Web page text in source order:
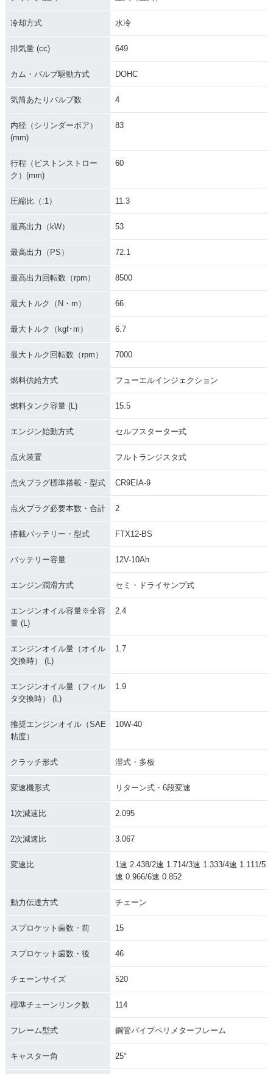
2008年 ER-6f・カ
2007年 ER-6f AB
2006年 ER-6f・新
冷却方式 水冷
排気量 (cc) 649
カム・バルブ駆動方式 DOHC
気筒あたりバルブ数 4
内径（シリンダーボア）
(mm)
83
行程（ピストンストロー
ク）(mm)
60
圧縮比（:1） 11.3
最高出力（kW） 53
最高出力（PS） 72.1
最高出力回転数（rpm） 8500
最大トルク（N・m） 66
最大トルク（kgf･m） 6.7
最大トルク回転数（rpm） 7000
燃料供給方式 フューエルインジェクション
燃料タンク容量 (L) 15.5
エンジン始動方式 セルフスターター式
点火装置 フルトランジスタ式
点火プラグ標準搭載・型式 CR9EIA-9
点火プラグ必要本数・合計 2
搭載バッテリー・型式 FTX12-BS
バッテリー容量 12V-10Ah
エンジン潤滑方式 セミ・ドライサンプ式
エンジンオイル容量※全容
量 (L)
2.4
エンジンオイル量（オイル
交換時） (L)
1.7
エンジンオイル量（フィル
タ交換時） (L)
1.9
推奨エンジンオイル（SAE
粘度）
10W-40
クラッチ形式 湿式・多板
変速機形式 リターン式・6段変速
1次減速比 2.095
2次減速比 3.067
変速比
1速 2.438/2速 1.714/3速 1.333/4速 1.111/5
速 0.966/6速 0.852
動力伝達方式 チェーン
スプロケット歯数・前 15
スプロケット歯数・後 46
チェーンサイズ 520
標準チェーンリンク数 114
フレーム型式 鋼管パイプペリメターフレーム
キャスター角 25°